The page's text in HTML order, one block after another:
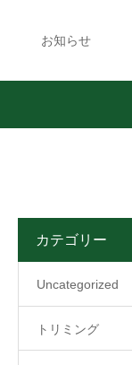
お知らせ
カテゴリー
Uncategorized
トリミング